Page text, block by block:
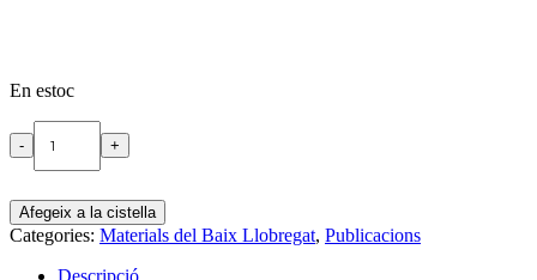
En estoc
quantitat
de
l’oci
i
Afegeix a la cistella
Categories: Materials del Baix Llobregat, Publicacions
Descripció